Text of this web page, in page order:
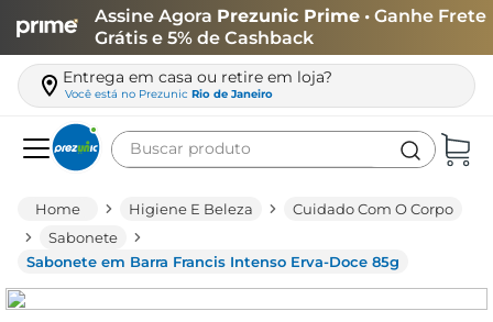
Assine Agora Prezunic Prime • Ganhe Frete
Grátis e 5% de Cashback
Entrega em casa ou retire em loja?
Você está no Prezunic Rio de Janeiro
Buscar produto
Higiene E Beleza
Cuidado Com O Corpo
Sabonete
Sabonete em Barra Francis Intenso Erva-Doce 85g
leite